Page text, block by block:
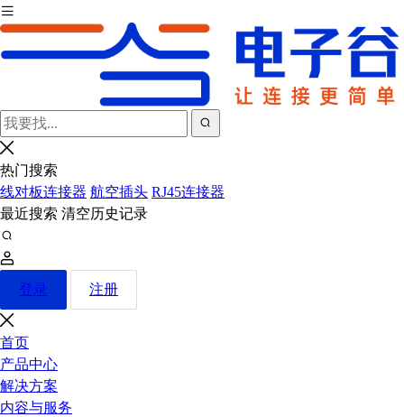
热门搜索
线对板连接器 航空插头 RJ45连接器
最近搜索 清空历史记录
登录 注册
首页
产品中心
解决方案
内容与服务